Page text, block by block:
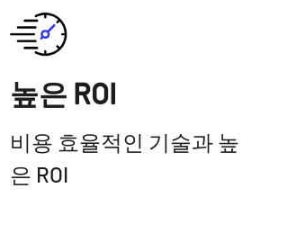
높은 ROI
비용 효율적인 기술과 높
은 ROI